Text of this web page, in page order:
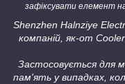
зафіксувати елемент
Shenzhen Halnziye
компаній, як-от
Застосовується для
пам'ять у випадках,